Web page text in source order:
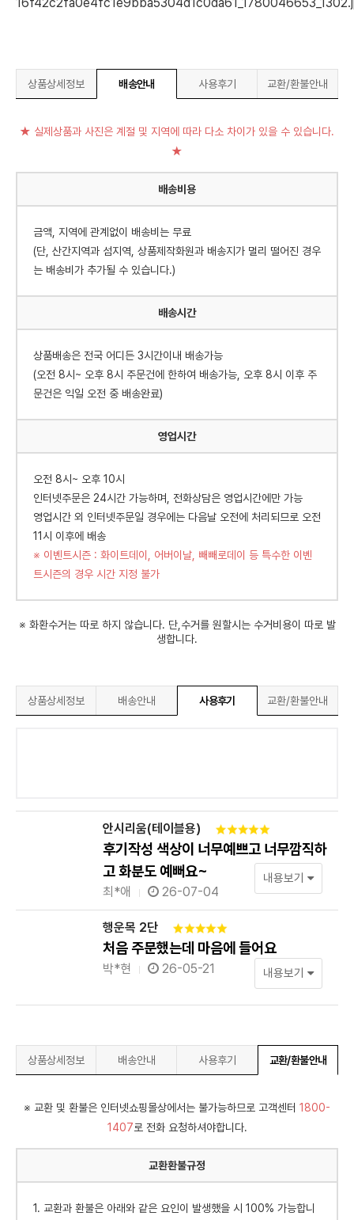
상품상세정보 배송안내 사용후기 교환/환불안내
★ 실제상품과 사진은 계절 및 지역에 따라 다소 차이가 있을 수 있습니다.
★
배송비용
금액, 지역에 관계없이 배송비는 무료
(단, 산간지역과 섬지역, 상품제작화원과 배송지가 멀리 떨어진 경우
는 배송비가 추가될 수 있습니다.)
배송시간
상품배송은 전국 어디든 3시간이내 배송가능
(오전 8시~ 오후 8시 주문건에 한하여 배송가능, 오후 8시 이후 주
문건은 익일 오전 중 배송완료)
영업시간
오전 8시~ 오후 10시
인터넷주문은 24시간 가능하며, 전화상담은 영업시간에만 가능
영업시간 외 인터넷주문일 경우에는 다음날 오전에 처리되므로 오전
11시 이후에 배송
※ 이벤트시즌 : 화이트데이, 어버이날, 빼빼로데이 등 특수한 이벤
트시즌의 경우 시간 지정 불가
※ 화환수거는 따로 하지 않습니다. 단,수거를 원할시는 수거비용이 따로 발
생합니다.
상품상세정보 배송안내 사용후기 교환/환불안내
안시리움(테이블용)
후기작성 색상이 너무예쁘고 너무깜직하
고 화분도 예뻐요~
최*애 26-07-04
내용보기
행운목 2단
처음 주문했는데 마음에 들어요
박*현 26-05-21 내용보기
상품상세정보 배송안내 사용후기 교환/환불안내
※ 교환 및 환불은 인터넷쇼핑몰상에서는 불가능하므로 고객센터 1800-
1407로 전화 요청하셔야합니다.
교환환불규정
1. 교환과 환불은 아래와 같은 요인이 발생했을 시 100% 가능합니